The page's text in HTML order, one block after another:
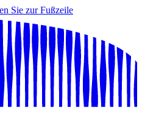
Sie zur Fußzeile